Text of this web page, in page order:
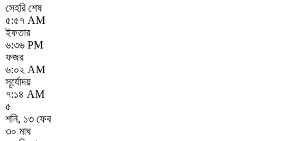
সেহরি শেষ
৫:৫৭ AM
ইফতার
৬:৩৬ PM
ফজর
৬:০২ AM
সূর্যোদয়
৭:১৪ AM
৫
শনি, ১৩ ফেব
৩০ মাঘ